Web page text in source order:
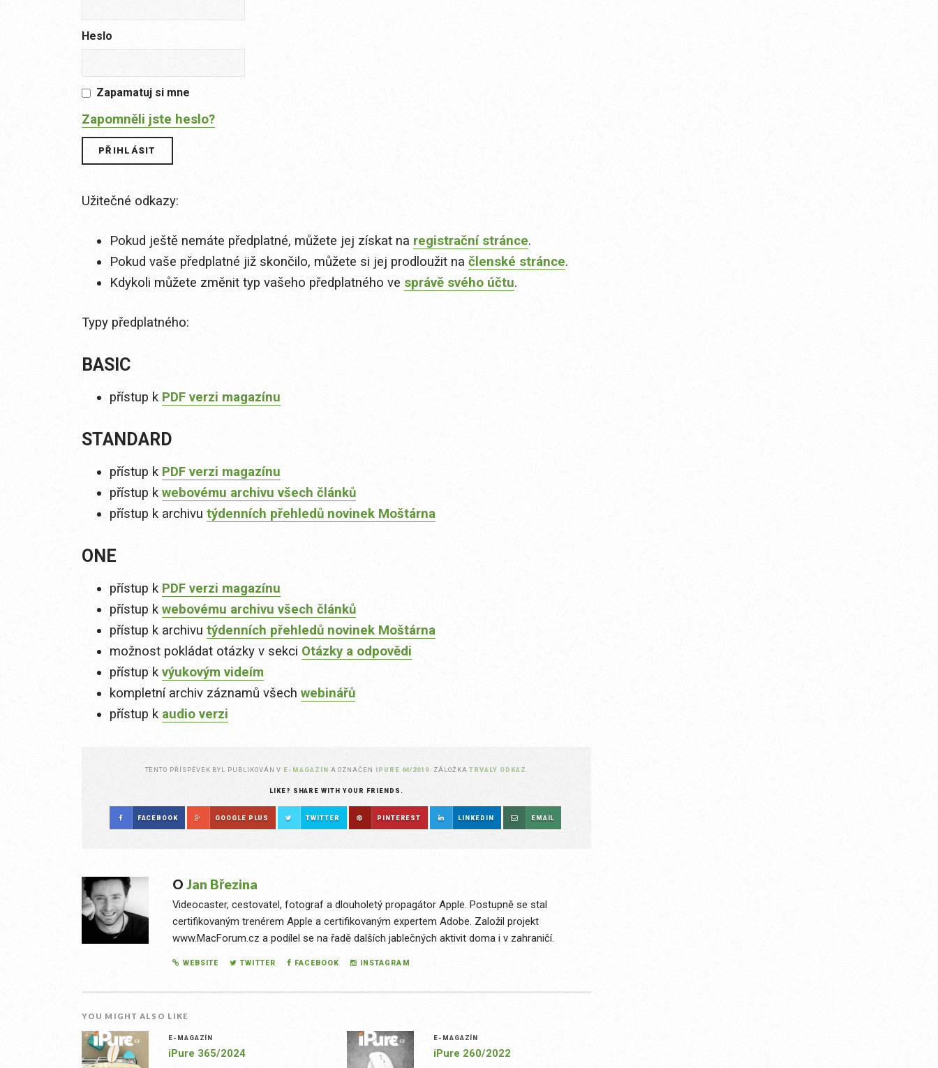
Heslo
Zapamatuj si mne
Zapomněli jste heslo?
Užitečné odkazy:
Pokud ještě nemáte předplatné, můžete jej získat na registrační stránce.
Pokud vaše předplatné již skončilo, můžete si jej prodloužit na členské stránce.
Kdykoli můžete změnit typ vašeho předplatného ve správě svého účtu.
Typy předplatného:
BASIC
přístup k PDF verzi magazínu
STANDARD
přístup k PDF verzi magazínu
přístup k webovému archivu všech článků
přístup k archivu týdenních přehledů novinek Moštárna
ONE
přístup k PDF verzi magazínu
přístup k webovému archivu všech článků
přístup k archivu týdenních přehledů novinek Moštárna
možnost pokládat otázky v sekci Otázky a odpovědi
přístup k výukovým videím
kompletní archiv záznamů všech webinářů
přístup k audio verzi
TENTO PŘÍSPĚVEK BYL PUBLIKOVÁN V E-MAGAZÍN A OZNAČEN IPURE 64/2019 . ZÁLOŽKATRVALÝ ODKAZ
LIKE? SHARE WITH YOUR FRIENDS.
FACEBOOK GOOGLE PLUS TWITTER PINTEREST LINKEDIN EMAIL
O Jan Březina
Videocaster, cestovatel, fotograf a dlouholetý propagátor Apple. Postupně se stal
certifikovaným trenérem Apple a certifikovaným expertem Adobe. Založil projekt
www.MacForum.cz a podílel se na řadě dalších jablečných aktivit doma i v zahraničí.
WEBSITE TWITTER FACEBOOK INSTAGRAM
YOU MIGHT ALSO LIKE
E-MAGAZÍN
iPure 365/2024
E-MAGAZÍN
iPure 260/2022